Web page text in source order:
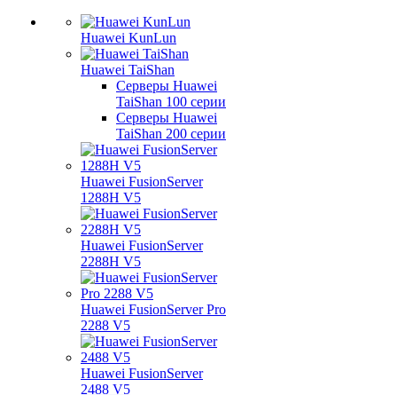
Huawei KunLun
Huawei TaiShan
Серверы Huawei
TaiShan 100 серии
Серверы Huawei
TaiShan 200 серии
Huawei FusionServer
1288H V5
Huawei FusionServer
2288H V5
Huawei FusionServer Pro
2288 V5
Huawei FusionServer
2488 V5